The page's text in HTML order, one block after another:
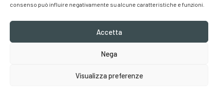
consenso può influire negativamente su alcune caratteristiche e funzioni.
Accetta
Nega
Visualizza preferenze